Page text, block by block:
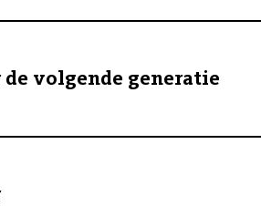
volgende generatie